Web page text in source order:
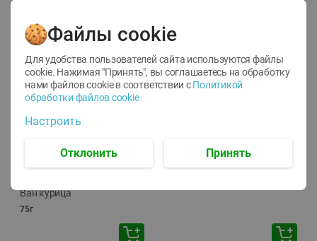
12
1.05 руб./
руб./шт
Корм влаж. для кош. с
Ван курица
75г
ТОФУ Vegetus ТВЕРДЫЙ
Файлы cookie
Для удобства пользователей сайта используются файлы
cookie. Нажимая "Принять", вы соглашаетесь на обработку
нами файлов cookie в соответствии с Политикой
обработки файлов cookie
Настроить
Отклонить Принять